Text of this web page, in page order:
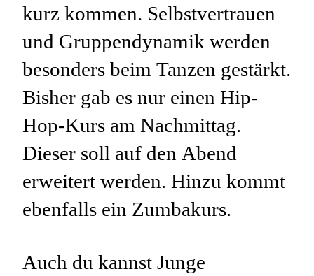
kurz kommen. Selbstvertrauen
und Gruppendynamik werden
besonders beim Tanzen gestärkt.
Bisher gab es nur einen Hip-
Hop-Kurs am Nachmittag.
Dieser soll auf den Abend
erweitert werden. Hinzu kommt
ebenfalls ein Zumbakurs.
Auch du kannst Junge